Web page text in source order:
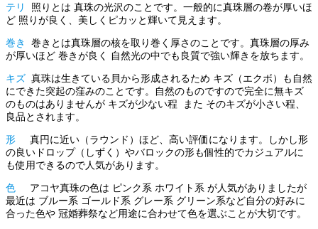
テリ
照りとは 真珠の光沢のことです。一般的に真珠層の卷が厚いほ
ど 照りが良く、美しくピカッと輝いて見えます。
巻き
巻きとは真珠層の核を取り巻く厚さのことです。真珠層の厚み
が厚いほど 巻きが良く 自然光の中でも良質で強い輝きを放ちます。
キズ 真珠は生きている貝から形成されるため キズ（エクボ）も自然
にできた突起の窪みのことです。自然のものですので完全に無キズ
のものはありませんが キズが少ない程 また そのキズが小さい程、
良品とされます。
形 真円に近い（ラウンド）ほど、高い評価になります。しかし形
の良いドロップ（しずく）やバロックの形も個性的でカジュアルに
も使用できるので人気があります。
色 アコヤ真珠の色は ピンク系 ホワイト系 が人気がありましたが
最近は ブルー系 ゴールド系 グレー系 グリーン系など自分の好みに
合った色や 冠婚葬祭など用途に合わせて色を選ぶことが大切です。